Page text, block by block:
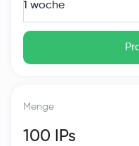
1 woche
Menge
100 IPs